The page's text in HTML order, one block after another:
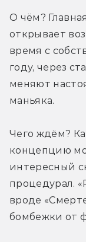
О чём?
открывает
время с
году, через
меняют
маньяка.
Чего ждём?
концепцию
интересный
процедурал.
вроде
бомбежки от